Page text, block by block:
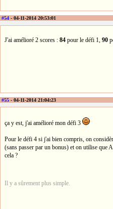
#54 - 04-11-2014 20:53:01
J'ai amélioré 2 scores : 84 pour le défi 1, 90
#55 - 04-11-2014 21:04:23
ça y est, j'ai amélioré mon défi 3
Pour le défi 4 si j'ai bien compris, on
(sans passer par un bonus) et on utilise que
cela ?
Il y a sûrement plus simple.